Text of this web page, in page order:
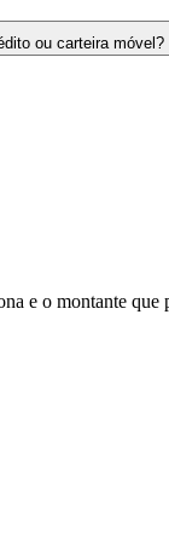
ou carteira móvel?
e o montante que